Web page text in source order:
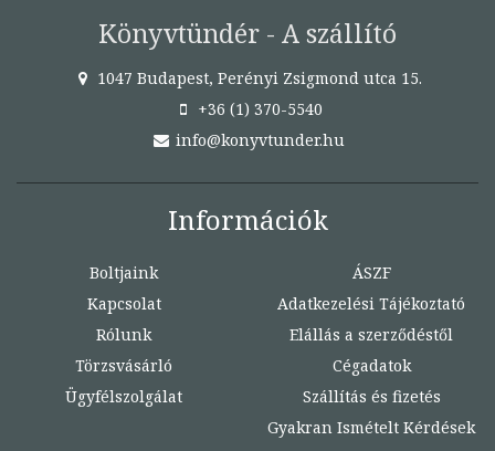
Könyvtündér - A szállító
1047 Budapest, Perényi Zsigmond utca 15.
+36 (1) 370-5540
info@konyvtunder.hu
Információk
Boltjaink
Kapcsolat
Rólunk
Törzsvásárló
Ügyfélszolgálat
ÁSZF
Adatkezelési Tájékoztató
Elállás a szerződéstől
Cégadatok
Szállítás és fizetés
Gyakran Ismételt Kérdések